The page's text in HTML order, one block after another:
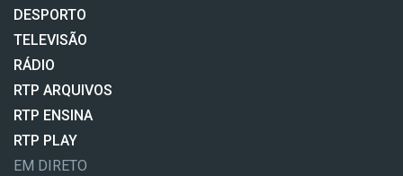
DESPORTO
TELEVISÃO
RÁDIO
RTP ARQUIVOS
RTP ENSINA
RTP PLAY
EM DIRETO